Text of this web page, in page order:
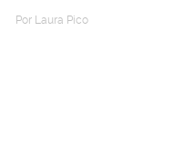
Por Laura Pico